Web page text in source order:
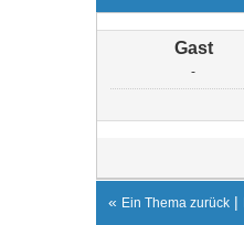
Gast
-
« Ein Thema zurück |